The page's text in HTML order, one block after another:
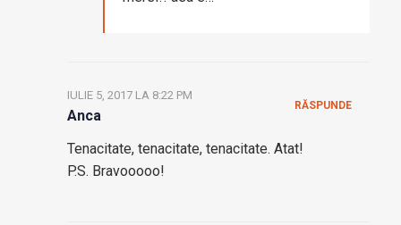
Anca
IULIE 5, 2017 LA 8:22 PM
Tenacitate, tenacitate, tenacitate. Atat!
P.S. Bravooooo!
RĂSPUNDE